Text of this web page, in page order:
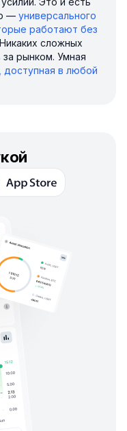
— универсального
работают без
сложных
рынком. Умная
доступная в любой